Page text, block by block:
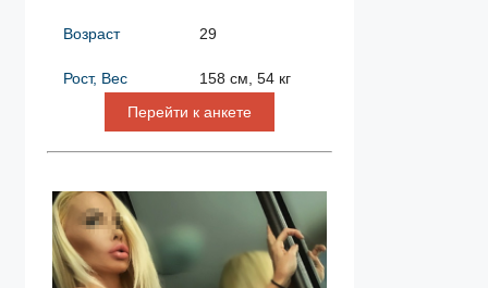
Возраст 29
Рост, Вес
158 см, 54 кг
Перейти к анкете